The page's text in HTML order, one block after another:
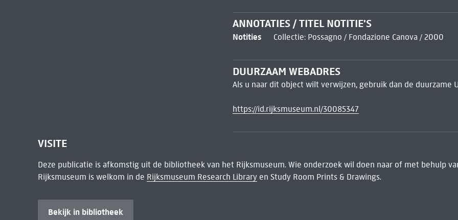
ANNOTATIES / TITEL NOTITIE'S
Notities Collectie: Possagno / Fondazione Canova / 2000
DUURZAAM WEBADRES
Als u naar dit object wilt verwijzen, gebruik dan de duurzame
https://id.rijksmuseum.nl/30085347
VISITE
Deze publicatie is afkomstig uit de bibliotheek van het Rijksmuseum. Wie onderzoek wil doen naar of met behulp
Rijksmuseum is welkom in de Rijksmuseum Research Libraryen Study Room Prints & Drawings.
Bekijk in bibliotheek